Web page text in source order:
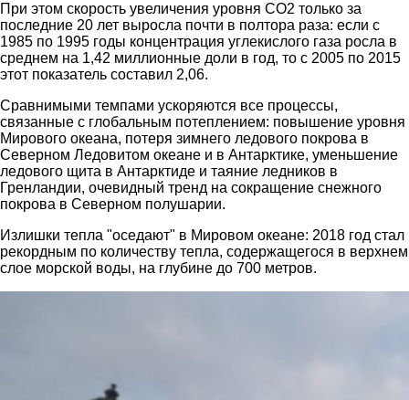
При этом скорость увеличения уровня СО2 только за
последние 20 лет выросла почти в полтора раза: если с
1985 по 1995 годы концентрация углекислого газа росла в
среднем на 1,42 миллионные доли в год, то с 2005 по 2015
этот показатель составил 2,06.
Сравнимыми темпами ускоряются все процессы,
связанные с глобальным потеплением: повышение уровня
Мирового океана, потеря зимнего ледового покрова в
Северном Ледовитом океане и в Антарктике, уменьшение
ледового щита в Антарктиде и таяние ледников в
Гренландии, очевидный тренд на сокращение снежного
покрова в Северном полушарии.
Излишки тепла "оседают" в Мировом океане: 2018 год стал
рекордным по количеству тепла, содержащегося в верхнем
слое морской воды, на глубине до 700 метров.